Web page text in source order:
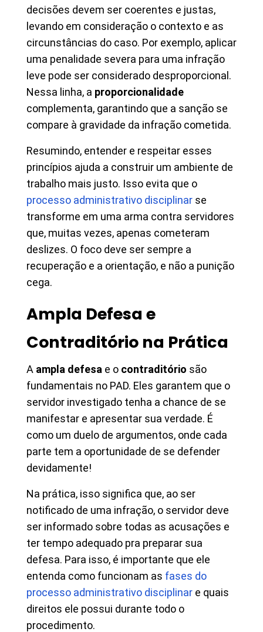
decisões devem ser coerentes e justas,
levando em consideração o contexto e as
circunstâncias do caso. Por exemplo, aplicar
uma penalidade severa para uma infração
leve pode ser considerado desproporcional.
Nessa linha, a proporcionalidade
complementa, garantindo que a sanção se
compare à gravidade da infração cometida.
Resumindo, entender e respeitar esses
princípios ajuda a construir um ambiente de
trabalho mais justo. Isso evita que o
processo administrativo disciplinar se
transforme em uma arma contra servidores
que, muitas vezes, apenas cometeram
deslizes. O foco deve ser sempre a
recuperação e a orientação, e não a punição
cega.
Ampla Defesa e
Contraditório na Prática
A ampla defesa e o contraditório são
fundamentais no PAD. Eles garantem que o
servidor investigado tenha a chance de se
manifestar e apresentar sua verdade. É
como um duelo de argumentos, onde cada
parte tem a oportunidade de se defender
devidamente!
Na prática, isso significa que, ao ser
notificado de uma infração, o servidor deve
ser informado sobre todas as acusações e
ter tempo adequado pra preparar sua
defesa. Para isso, é importante que ele
entenda como funcionam as fases do
processo administrativo disciplinar e quais
direitos ele possui durante todo o
procedimento.